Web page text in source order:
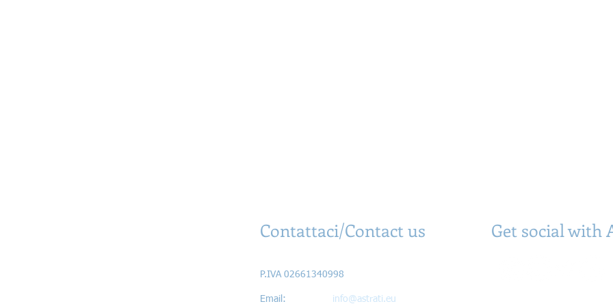
Contattaci/Contact us
P.IVA 02661340998
Email: info@astrati.eu
Get social with